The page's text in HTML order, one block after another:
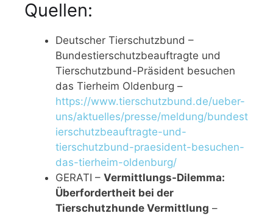
Quellen:
Deutscher Tierschutzbund –
Bundestierschutzbeauftragte und
Tierschutzbund-Präsident besuchen
das Tierheim Oldenburg –
https://www.tierschutzbund.de/ueber-
uns/aktuelles/presse/meldung/bundest
ierschutzbeauftragte-und-
tierschutzbund-praesident-besuchen-
das-tierheim-oldenburg/
GERATI – Vermittlungs-Dilemma:
Überfordertheit bei der
Tierschutzhunde Vermittlung –